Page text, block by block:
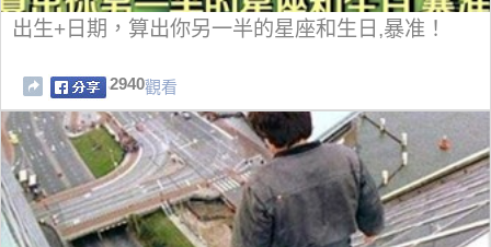
出生+日期，算出你另一半的星座和生日,暴准！
2940觀看